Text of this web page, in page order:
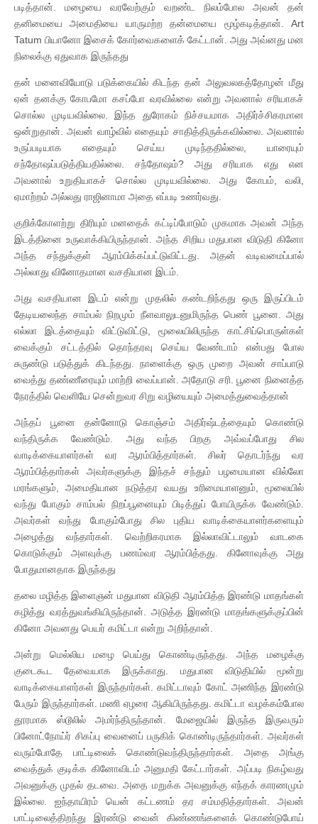
படித்தான். மழையை வரவேற்கும் வறண்ட நிலம்போல அவன் தன்
தனிமையை அமைதியை யாருமற்ற தன்மையை மூழ்கடித்தான். Art
Tatum பியானோ இசைக் கோர்வைகளைக் கேட்டான். அது அவ்னது மன
நிலைக்கு ஏதுவாக இருந்தது
தன் மனைவியோடு படுக்கையில் கிடந்த தன் அலுவலகத்தோழன் மீது
ஏன் தனக்கு கோபமோ கசப்போ வரவில்லை என்று அவனால் சரியாகச்
சொல்ல முடியவில்லை. இந்த துரோகம் நிச்சயமாக அதிர்ச்சிகரமான
ஒன்றுதான். அவன் வாழ்வில் எதையும் சாதித்திருக்கவில்லை. அவனால்
உருப்படியாக எதையும் செய்ய முடிந்ததில்லை, யாரையும்
சந்தோஷப்படுத்தியதில்லை. சந்தோஷம்? அது சரியாக எது என
அவனால் உறுதியாகச் சொல்ல முடியவில்லை. அது கோபம், வலி,
ஏமாற்றம் அல்லது ராஜினாமா அதை எப்படி உணர்வது.
குறிக்கோளற்று திரியும் மனதைக் கட்டிப்போடும் முகமாக அவன் அந்த
இடத்தினை உருவாக்கியிருந்தான். அந்த சிறிய மதுபான விடுதி கினோ
அந்த சந்துக்குள் ஆரம்பிக்கப்பட்டுவிட்டது. அதன் வடிவமைப்பால்
அல்லாது வினோதமான வசதியான இடம்.
அது வசதியான இடம் என்று முதலில் கண்டறிந்தது ஒரு இருப்பிடம்
தேடியலைந்த சாம்பல் நிறமும் நீளவாலுடனுமிருந்த பெண் பூனை. அது
எல்லா இடத்தையும் விட்டுவிட்டு, மூலையிலிருந்த காட்சிப்பொருள்கள்
வைக்கும் சட்டத்தில் தொந்தரவு செய்ய வேண்டாம் என்பது போல
சுருண்டு படுத்துக் கிடந்தது. நாளைக்கு ஒரு முறை அவன் சாப்பாடு
வைத்து தண்ணீரையும் மாற்றி வைப்பான். அதோடு சரி. பூனை நினைத்த
நேரத்தில் வெளியே சென்றுவர சிறு வழியையும் அமைத்துவைத்தான்
அந்தப் பூனை தன்னோடு கொஞ்சம் அதிர்ஷ்டத்தையும் கொண்டு
வந்திருக்க வேண்டும். அது வந்த பிறகு அவ்வப்போது சில
வாடிக்கையாளர்கள் வர ஆரம்பித்தார்கள். சிலர் தொடர்ந்து வர
ஆரம்பித்தார்கள் அவர்களுக்கு இந்தச் சந்தும் பழமையான வில்லோ
மரங்களும், அமைதியான நடுத்தர வயது உரிமையாளனும், மூலையில்
வந்து போகும் சாம்பல் நிறப்பூனையும் பிடித்துப் போயிருக்க வேண்டும்.
அவர்கள் வந்து போகும்போது சில புதிய வாடிக்கையாளர்களையும்
அழைத்து வந்தார்கள். வெற்றிகரமாக இல்லாவிட்டாலும் வாடகை
கொடுக்கும் அளவுக்கு பணம்வர ஆரம்பித்தது. கினோவுக்கு அது
போதுமானதாக இருந்தது
தலை மழித்த இளைஞன் மதுபான விடுதி ஆரம்பித்த இரண்டு மாதங்கள்
கழித்து வரத்துவங்கியிருந்தான். அடுத்த இரண்டு மாதங்களுக்குப்பின்
கினோ அவனது பெயர் கமிட்டா என்று அறிந்தான்.
அன்று மெல்லிய மழை பெய்து கொண்டிருந்தது. அந்த மழைக்கு
குடைகூட தேவையாக இருக்காது. மதுபான விடுதியில் மூன்று
வாடிக்கையாளர்கள் இருந்தார்கள். கமிட்டாவும் கோட் அணிந்த இரண்டு
பேரும் இருந்தார்கள். மணி ஏழரை ஆகியிருந்தது. கமிட்டா வழக்கம்போல
தூரமாக ஸ்டூலில் அமர்ந்திருந்தான். மேஜையில் இருந்த இருவரும்
பினோட்நோய்ர் சிகப்பு வைனைப் பருகிக் கொண்டிருந்தார்கள். அவர்கள்
வரும்போதே பாட்டிலைக் கொண்டுவந்திருந்தார்கள். அதை அங்கு
வைத்துக் குடிக்க கினோவிடம் அனுமதி கேட்டார்கள். அப்படி நிகழ்வது
அவனுக்கு முதல் தடவை. அதை மறுக்க அவனுக்கு எந்தக் காரணமும்
இல்லை. ஐந்தாயிரம் யென் கட்டணம் தர சம்மதித்தார்கள். அவன்
பாட்டிலைத்திறந்து இரண்டு வைன் கிண்ணங்களைக் கொண்டுபோய்